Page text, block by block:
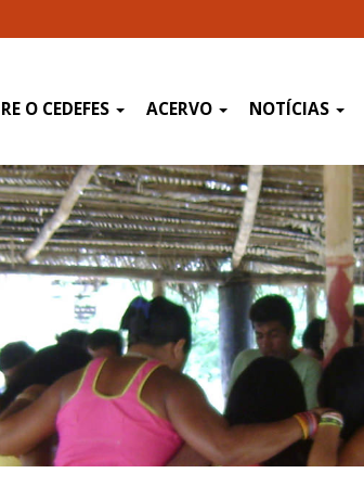
O CEDEFES ACERVO NOTÍCIAS